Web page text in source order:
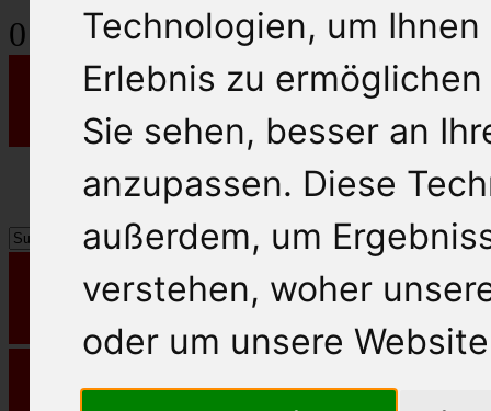
Technologien, um
Erlebnis zu
Sie sehen, besser an
anzupassen. Diese
außerdem, um
verstehen, woher
oder um unsere
0 Artikel